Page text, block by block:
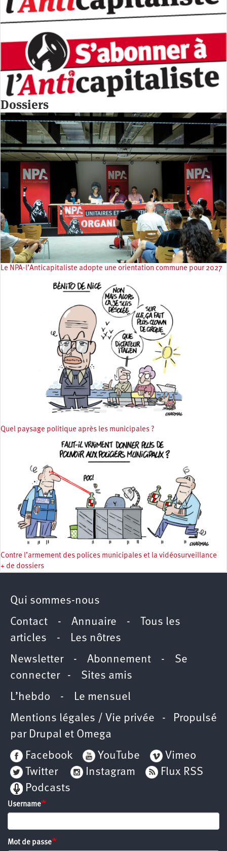
Dossiers
Le NPA-l’Anticapitaliste adopte une orientation commune pour 2027
Quel paysage politique après les municipales ?
Contre l’armement des polices municipales et la vidéosurveillance
+ de dossiers
Qui sommes-nous
Contact - Annuaire -
Tous les
articles - Les nôtres
Newsletter- Abonnement - Se
connecter- Sites amis
L’hebdo - Le mensuel
Mentions légales / Vie privée - Propulsé
par Drupal et Omega
Facebook
YouTube
Vimeo
Twitter
Instagram
Flux RSS
Podcasts
Username
Mot de passe